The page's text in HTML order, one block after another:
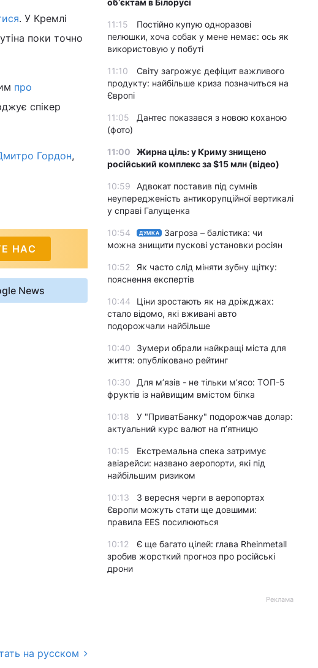
. У Кремлі
поки точно
про
спікер
Гордон,
НАС
News
на русском
обʼєктам в Білорусі
11:15
Постійно купую одноразові
пелюшки, хоча собак у мене немає: ось як
використовую у побуті
11:10
Світу загрожує дефіцит важливого
продукту: найбільше криза позначиться на
Європі
11:05
Дантес показався з новою коханою
(фото)
11:00
Жирна ціль: у Криму знищено
російський комплекс за $15 млн (відео)
10:59
Адвокат поставив під сумнів
неупередженість антикорупційної вертикалі
у справі Галущенка
10:54 ДУМКА
Загроза – балістика: чи
можна знищити пускові установки росіян
10:52
Як часто слід міняти зубну щітку:
пояснення експертів
10:44
Ціни зростають як на дріжджах:
стало відомо, які вживані авто
подорожчали найбільше
10:40
Зумери обрали найкращі міста для
життя: опубліковано рейтинг
10:30
Для м’язів - не тільки м’ясо: ТОП-5
фруктів із найвищим вмістом білка
10:18
У "ПриватБанку" подорожчав долар:
актуальний курс валют на п’ятницю
10:15
Екстремальна спека затримує
авіарейси: названо аеропорти, які під
найбільшим ризиком
10:13
З вересня черги в аеропортах
Європи можуть стати ще довшими:
правила EES посилюються
10:12
Є ще багато цілей: глава Rheinmetall
зробив жорсткий прогноз про російські
дрони
Реклама